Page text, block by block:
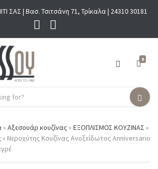
ΣΑΣ | Βασ. Τσιτσάνη 71, Τρίκαλα | 24310 30181
S
r
c
0
» Αξεσουάρ κουζίνας » ΕΞΟΠΛΙΣΜΟΣ ΚΟΥΖΙΝΑΣ »
» Νεροχύτης Κουζίνας Ανοξείδωτος Anniversario